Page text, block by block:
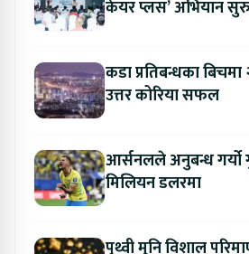
केयर प्लस’ अभियान
कडा प्रतिबन्धका
उत्तर कोरिया सफल
आर्सनलले अनुबन्ध
मिलियन डलरमा